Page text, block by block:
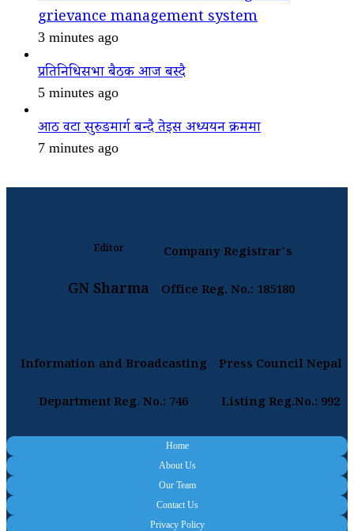
grievance management system
3 minutes ago
प्रतिनिधिसभा बैठक आज बस्दै
5 minutes ago
आठ वटा सुरुङमार्ग बन्दै तेइस अध्ययन क्रममा
7 minutes ago
Editor
GN Sharma
Company Registrar's
Office Reg. No.: 185180
Information and Broadcasting
Department Reg. No.: 746
Press Council Nepal
Listing Reg.No.: 992
Home
About Us
Our Team
Contact Us
Privacy Policy